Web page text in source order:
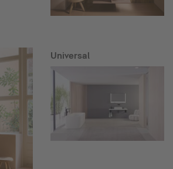
Universal